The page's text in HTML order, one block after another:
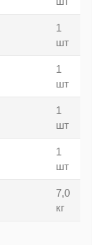
1
шт
1
шт
1
шт
1
шт
7,0
кг